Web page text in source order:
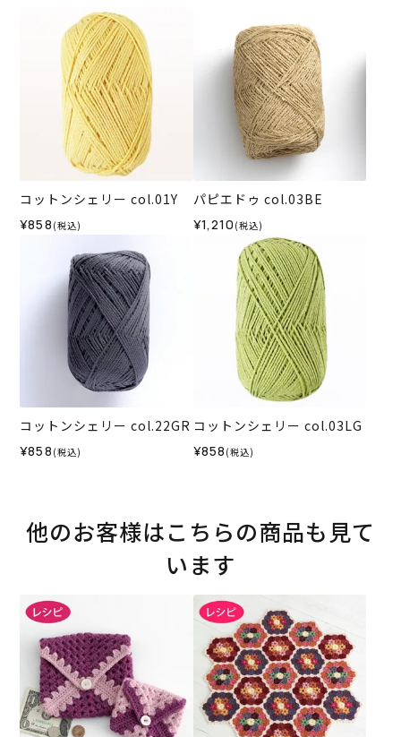
コットンシェリー col.01Y
¥858 (税込)
パピエドゥ col.03BE
¥1,210 (税込)
コットンシェリー col.22GR
¥858 (税込)
コットンシェリー col.03LG
¥858 (税込)
他のお客様はこちらの商品も見て
います